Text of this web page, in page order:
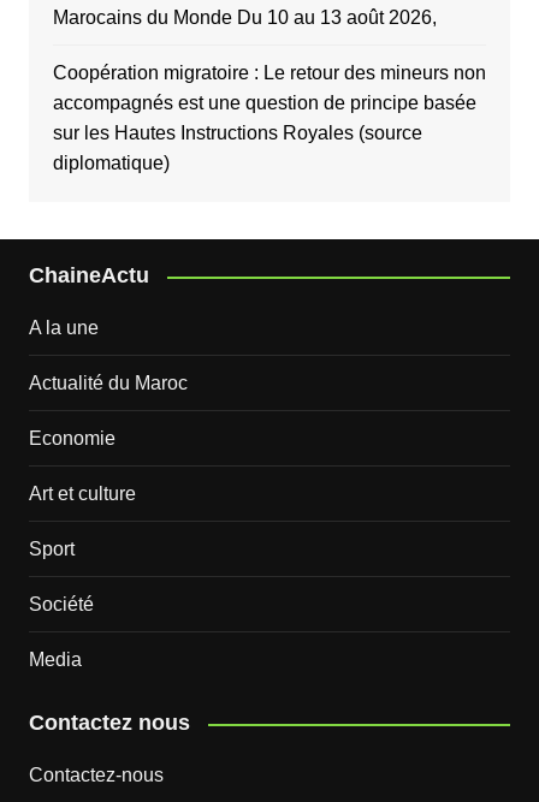
Marocains du Monde Du 10 au 13 août 2026,
Coopération migratoire : Le retour des mineurs non
accompagnés est une question de principe basée
sur les Hautes Instructions Royales (source
diplomatique)
ChaineActu
A la une
Actualité du Maroc
Economie
Art et culture
Sport
Société
Media
Contactez nous
Contactez-nous